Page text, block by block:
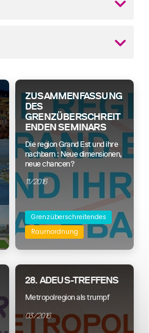
ZUSAMMENFASSUNG
DES
GRENZÜBERSCHREIT
ENDEN SEMINARS
Die region Grand Est und ihre
nachbarn : Neue dimensionen,
neue chancen?
11/2016
Grenzüberschreitendes
Raumordnung
28. ADEUS-TREFFENS
Metropolregion als trumpf
03/2016